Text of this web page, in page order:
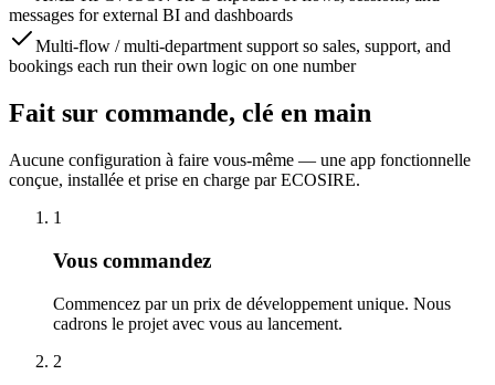
messages for external BI and dashboards
Multi-flow / multi-department support so sales, support, and
bookings each run their own logic on one number
Fait sur commande, clé en main
Aucune configuration à faire vous-même — une app fonctionnelle
conçue, installée et prise en charge par ECOSIRE.
1
Vous commandez
Commencez par un prix de développement unique. Nous
cadrons le projet avec vous au lancement.
2